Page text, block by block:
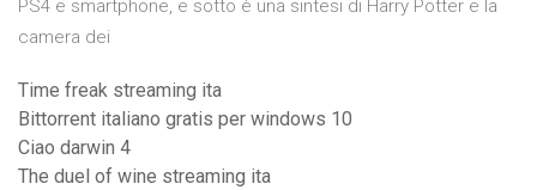
PS4 e smartphone, e sotto è una sintesi di Harry Potter e la
camera dei
Time freak streaming ita
Bittorrent italiano gratis per windows 10
Ciao darwin 4
The duel of wine streaming ita